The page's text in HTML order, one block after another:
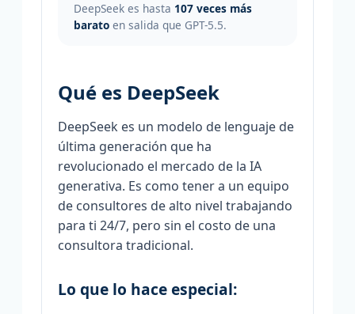
DeepSeek es hasta 107 veces más
baratoen salida que GPT-5.5.
Qué es DeepSeek
DeepSeek es un modelo de lenguaje de
última generación que ha
revolucionado el mercado de la IA
generativa. Es como tener a un equipo
de consultores de alto nivel trabajando
para ti 24/7, pero sin el costo de una
consultora tradicional.
Lo que lo hace especial: